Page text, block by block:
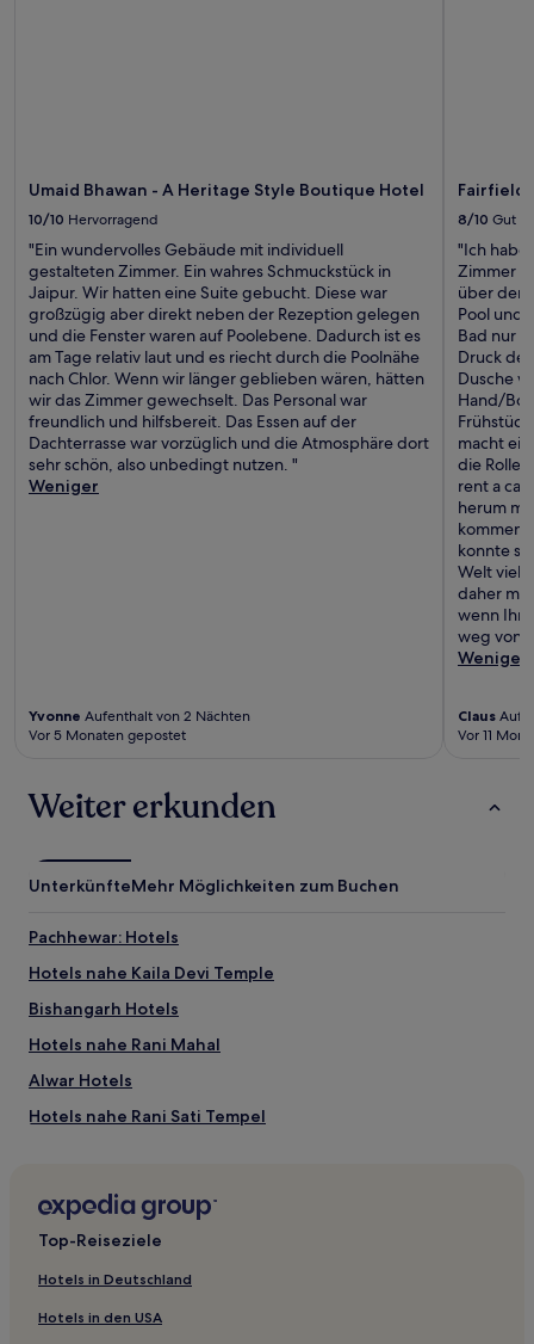
ändern.
können
zusätzliche
Bedingungen
gelten.
Umaid Bhawan - A Heritage Style Boutique Hotel
10/10 Hervorragend
"Ein wundervolles Gebäude mit individuell
gestalteten Zimmer. Ein wahres Schmuckstück in
Jaipur. Wir hatten eine Suite gebucht. Diese war
großzügig aber direkt neben der Rezeption gelegen
und die Fenster waren auf Poolebene. Dadurch ist es
am Tage relativ laut und es riecht durch die Poolnähe
nach Chlor. Wenn wir länger geblieben wären, hätten
wir das Zimmer gewechselt. Das Personal war
freundlich und hilfsbereit. Das Essen auf der
Dachterrasse war vorzüglich und die Atmosphäre dort
sehr schön, also unbedingt nutzen. "
Weniger
Yvonne Aufenthalt von 2 Nächten
Vor 5 Monaten gepostet
Fairfield
8/10 Gut
"Ich habe
Zimmer
über der
Pool und
Bad nur
Druck
Dusche
Hand/
macht
die
rent a
herum
kommen.
konnte
Welt viel
daher
wenn Ihr
weg von
Weniger
Claus
Vor 11
Weiter erkunden
UnterkünfteMehr Möglichkeiten zum Buchen
Pachhewar: Hotels
Hotels nahe Kaila Devi Temple
Bishangarh Hotels
Hotels nahe Rani Mahal
Alwar Hotels
Hotels nahe Rani Sati Tempel
Gūdha Hotels
Devli Hotels
Top-Reiseziele
Hotels in Deutschland
Hotels in den USA